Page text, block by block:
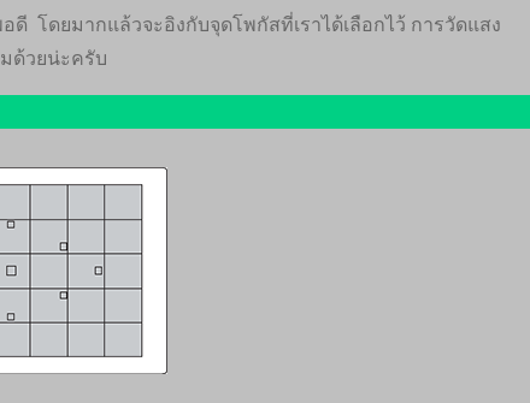
โดยมากแล้วจะอิงกับจุดโพกัสที่เราได้เลือกไว้ การวัดแสง
ด้วยน่ะครับ